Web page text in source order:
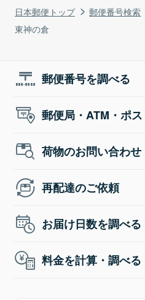
日本郵便トップ 郵便番号検索
東神の倉
郵便番号を調べる
郵便局・ATM・ポ
荷物のお問い合わせ
再配達のご依頼
お届け日数を調べる
料金を計算・調べる